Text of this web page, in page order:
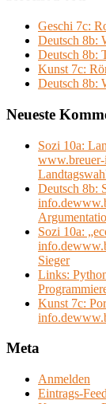
Geschi 7c:
Deutsch 8b:
Deutsch 8b:
Kunst 7c:
Deutsch 8b:
Neueste
Sozi 10a:
Deutsch 8b:
Sozi 10a:
Sieger
Links:
Kunst 7c:
Meta
Anmelden
Eintrags-Feed